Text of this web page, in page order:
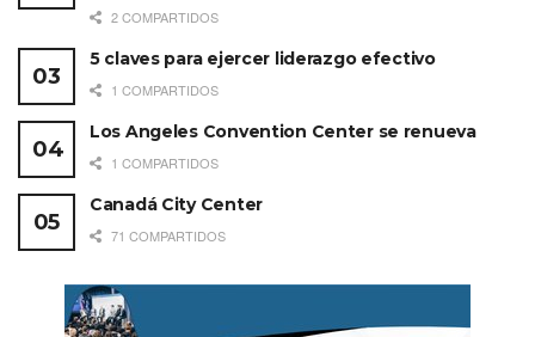
2 COMPARTIDOS
5 claves para ejercer liderazgo efectivo
1 COMPARTIDOS
Los Angeles Convention Center se renueva
1 COMPARTIDOS
Canadá City Center
71 COMPARTIDOS